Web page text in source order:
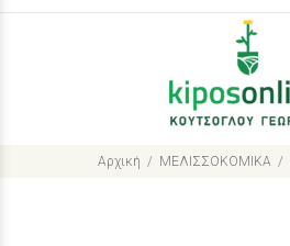
Αρχική ΜΕΛΙΣΣΟΚΟΜΙΚΑ